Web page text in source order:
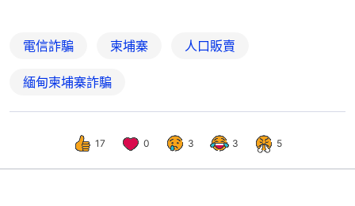
電信詐騙 柬埔寨 人口販賣
緬甸柬埔寨詐騙
17 0 3 3 5